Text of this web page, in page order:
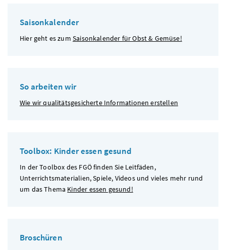
Saisonkalender
Hier geht es zum Saisonkalender für Obst & Gemüse!
So arbeiten wir
Wie wir qualitätsgesicherte Informationen erstellen
Toolbox: Kinder essen gesund
In der Toolbox des FGÖ finden Sie Leitfäden,
Unterrichtsmaterialien, Spiele, Videos und vieles mehr rund
um das Thema Kinder essen gesund!
Broschüren